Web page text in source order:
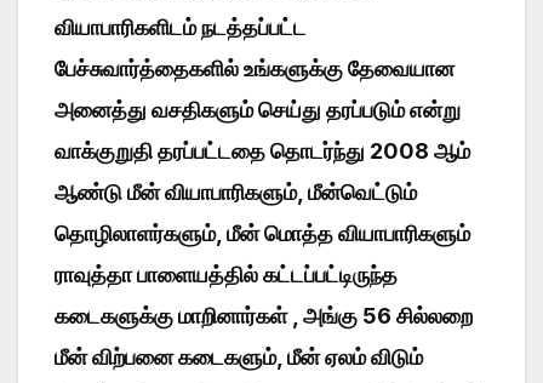
வியாபாரிகளிடம் நடத்தப்பட்ட
பேச்சுவார்த்தைகளில் உங்களுக்கு தேவையான
அனைத்து வசதிகளும் செய்து தரப்படும் என்று
வாக்குறுதி தரப்பட்டதை தொடர்ந்து 2008 ஆம்
ஆண்டு மீன் வியாபாரிகளும், மீன்வெட்டும்
தொழிலாளர்களும், மீன் மொத்த வியாபாரிகளும்
ராவுத்தா பாளையத்தில் கட்டப்பட்டிருந்த
கடைகளுக்கு மாறினார்கள் , அங்கு 56 சில்லறை
மீன் விற்பனை கடைகளும், மீன் ஏலம் விடும்